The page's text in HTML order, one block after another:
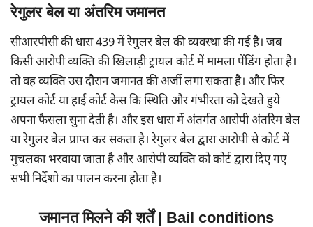
रेगुलर बेल या अंतरिम जमानत
सीआरपीसी की धारा 439 में रेगुलर बेल की व्यवस्था की गई है। जब
किसी आरोपी व्यक्ति की खिलाड़ी ट्रायल कोर्ट में मामला पेंडिंग होता है।
तो वह व्यक्ति उस दौरान जमानत की अर्जी लगा सकता है। और फिर
ट्रायल कोर्ट या हाई कोर्ट केस कि स्थिति और गंभीरता को देखते हुये
अपना फैसला सुना देती है। और इस धारा में अंतर्गत आरोपी अंतरिम बेल
या रेगुलर बेल प्राप्त कर सकता है। रेगुलर बेल द्वारा आरोपी से कोर्ट में
मुचलका भरवाया जाता है और आरोपी व्यक्ति को कोर्ट द्वारा दिए गए
सभी निर्देशो का पालन करना होता है।
जमानत मिलने की शर्तें | Bail conditions